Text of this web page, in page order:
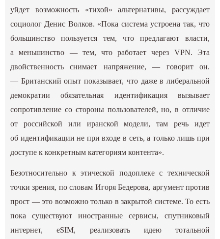
уйдет возможность «тихой» альтернативы, рассуждает
социолог Денис Волков. «Пока система устроена так, что
большинство пользуется тем, что предлагают власти,
а меньшинство — тем, что работает через VPN. Эта
двойственность снимает напряжение, — говорит он.
— Британский опыт показывает, что даже в либеральной
демократии обязательная идентификация вызывает
сопротивление со стороны пользователей, но, в отличие
от российской или иранской модели, там речь идет
об идентификации не при входе в сеть, а только лишь при
доступе к конкретным категориям контента».
Безотносительно к этической подоплеке с технической
точки зрения, по словам Игоря Бедерова, аргумент против
прост — это возможно только в закрытой системе. То есть
пока существуют иностранные сервисы, спутниковый
интернет, eSIM, реализовать идею тотальной